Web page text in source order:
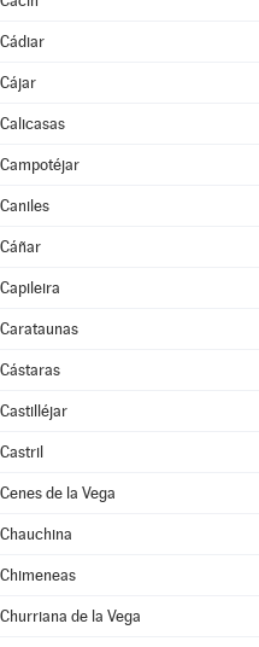
Cádiar
Cájar
Calicasas
Campotéjar
Caniles
Cáñar
Capileira
Carataunas
Cástaras
Castilléjar
Castril
Cenes de la Vega
Chauchina
Chimeneas
Churriana de la Vega